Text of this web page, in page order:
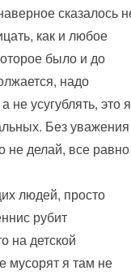
сказалось
как и любое
было и до
надо
не усугублять, это
Без
делай, все равно
людей, просто
рубит
на детской
мусорят я там не